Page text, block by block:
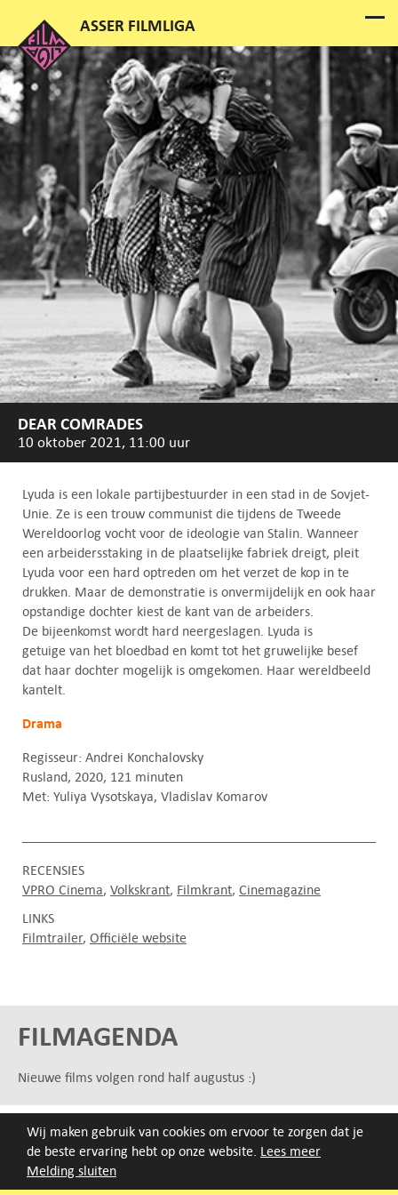
Melding sluiten
Wij maken gebruik van cookies om ervoor te zorgen dat je
de beste ervaring hebt op onze website. Lees meer
DEAR COMRADES
10 oktober 2021, 11:00 uur
Lyuda is een lokale partijbestuurder in een stad in de Sovjet-
Unie. Ze is een trouw communist die tijdens de Tweede
Wereldoorlog vocht voor de ideologie van Stalin. Wanneer
een arbeidersstaking in de plaatselijke fabriek dreigt, pleit
Lyuda voor een hard optreden om het verzet de kop in te
drukken. Maar de demonstratie is onvermijdelijk en ook haar
opstandige dochter kiest de kant van de arbeiders.
De bijeenkomst wordt hard neergeslagen. Lyuda is
getuige van het bloedbad en komt tot het gruwelijke besef
dat haar dochter mogelijk is omgekomen. Haar wereldbeeld
kantelt.
Drama
Regisseur: Andrei Konchalovsky
Rusland, 2020, 121 minuten
Met: Yuliya Vysotskaya, Vladislav Komarov
RECENSIES
VPRO Cinema Volkskrant Filmkrant Cinemagazine
LINKS
Filmtrailer Officiële website
FILMAGENDA
Nieuwe films volgen rond half augustus :)
ARCHIEF
Druk op de beginletter van de titel of zoek op titel, regisseur
of jaar van eerste vertoning.